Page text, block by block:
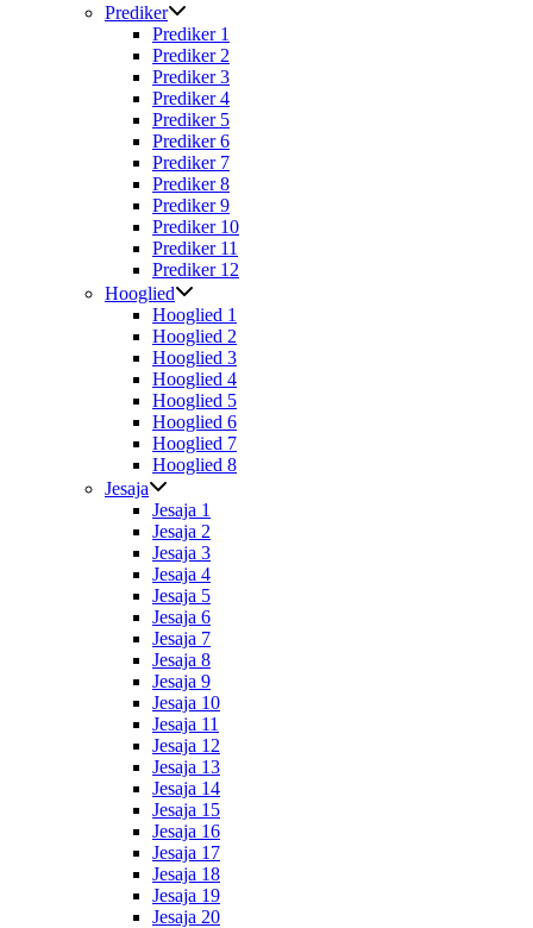
Prediker
Prediker 1
Prediker 2
Prediker 3
Prediker 4
Prediker 5
Prediker 6
Prediker 7
Prediker 8
Prediker 9
Prediker 10
Prediker 11
Prediker 12
Hooglied
Hooglied 1
Hooglied 2
Hooglied 3
Hooglied 4
Hooglied 5
Hooglied 6
Hooglied 7
Hooglied 8
Jesaja
Jesaja 1
Jesaja 2
Jesaja 3
Jesaja 4
Jesaja 5
Jesaja 6
Jesaja 7
Jesaja 8
Jesaja 9
Jesaja 10
Jesaja 11
Jesaja 12
Jesaja 13
Jesaja 14
Jesaja 15
Jesaja 16
Jesaja 17
Jesaja 18
Jesaja 19
Jesaja 20